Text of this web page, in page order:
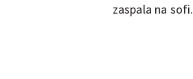
zaspala na sofi.